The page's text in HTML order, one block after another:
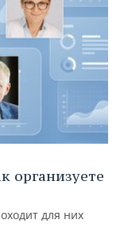
организуете
для них